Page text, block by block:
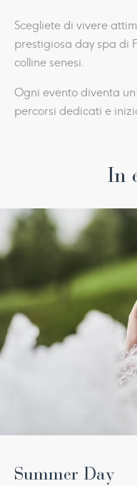
Scegliete di vivere
prestigiosa day spa di
colline senesi.
Ogni evento diventa
percorsi dedicati e
In
Summer Day